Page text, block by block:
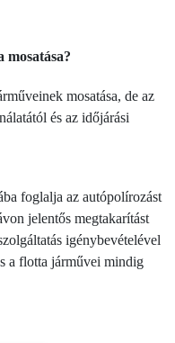
mosatása, de az
és az időjárási
foglalja az autópolírozást
jelentős megtakarítást
igénybevételével
a flotta járművei mindig